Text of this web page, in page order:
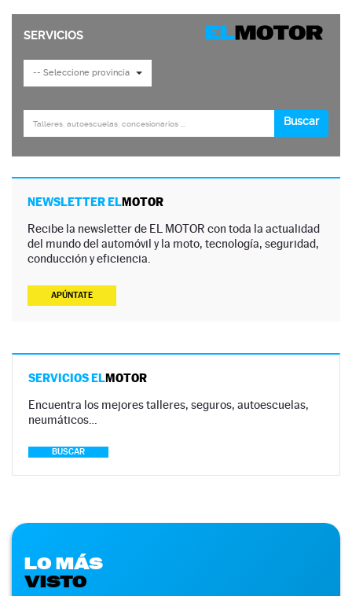
NEWSLETTER ELMOTOR
Recibe la newsletter de EL MOTOR con toda la actualidad
del mundo del automóvil y la moto, tecnología, seguridad,
conducción y eficiencia.
APÚNTATE
SERVICIOS ELMOTOR
Encuentra los mejores talleres, seguros, autoescuelas,
neumáticos…
BUSCAR
LO MÁS
VISTO